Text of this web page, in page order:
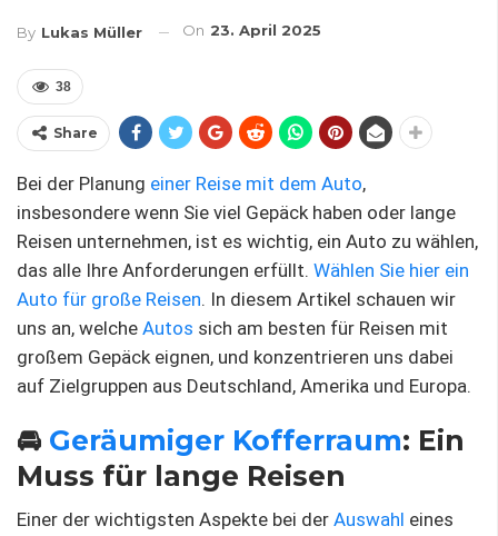
By Lukas Müller On 23. April 2025
38
Share
Bei der Planung einer Reise mit dem Auto,
insbesondere wenn Sie viel Gepäck haben oder lange
Reisen unternehmen, ist es wichtig, ein Auto zu wählen,
das alle Ihre Anforderungen erfüllt. Wählen Sie hier ein
Auto für große Reisen. In diesem Artikel schauen wir
uns an, welche Autos sich am besten für Reisen mit
großem Gepäck eignen, und konzentrieren uns dabei
auf Zielgruppen aus Deutschland, Amerika und Europa.
🚘 Geräumiger Kofferraum: Ein
Muss für lange Reisen
Einer der wichtigsten Aspekte bei der Auswahl eines